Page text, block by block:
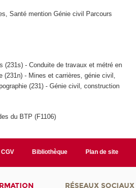
Santé mention Génie civil Parcours
(231s) - Conduite de travaux et métré en
- Mines et carrières, génie civil,
(231) - Génie civil, construction
du BTP (F1106)
CGV Bibliothèque Plan de site
RÉSEAUX SOCIAUX